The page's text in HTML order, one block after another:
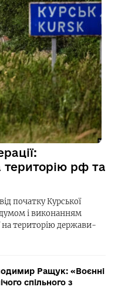
територію рф та
початку Курської
і виконанням
на територію держави-
Ращук: «Воєнні
спільного з